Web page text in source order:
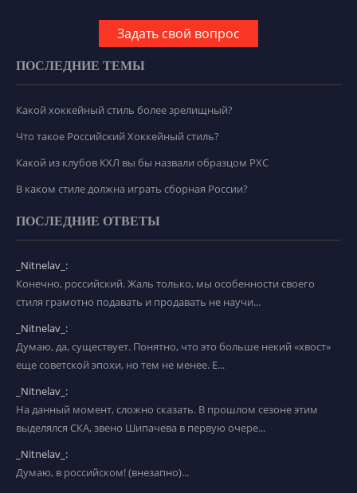
Задать свой вопрос
ПОСЛЕДНИЕ ТЕМЫ
Какой хоккейный стиль более зрелищный?
Что такое Российский Хоккейный стиль?
Какой из клубов КХЛ вы бы назвали образцом РХС
В каком стиле должна играть сборная России?
ПОСЛЕДНИЕ ОТВЕТЫ
_Nitnelav_:
Конечно, российский. Жаль только, мы особенности своего
стиля грамотно подавать и продавать не научи...
_Nitnelav_:
Думаю, да, существует. Понятно, что это больше некий «хвост»
еще советской эпохи, но тем не менее. Е...
_Nitnelav_:
На данный момент, сложно сказать. В прошлом сезоне этим
выделялся СКА, звено Шипачева в первую очере...
_Nitnelav_:
Думаю, в российском! (внезапно)...